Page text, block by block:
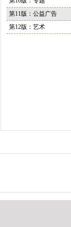
第11版：公益广告
第12版：艺术